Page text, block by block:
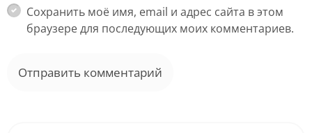
Сохранить моё имя, email и адрес сайта в этом
браузере для последующих моих комментариев.